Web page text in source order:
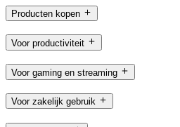
Producten kopen
Voor productiviteit
Voor gaming en streaming
Voor zakelijk gebruik